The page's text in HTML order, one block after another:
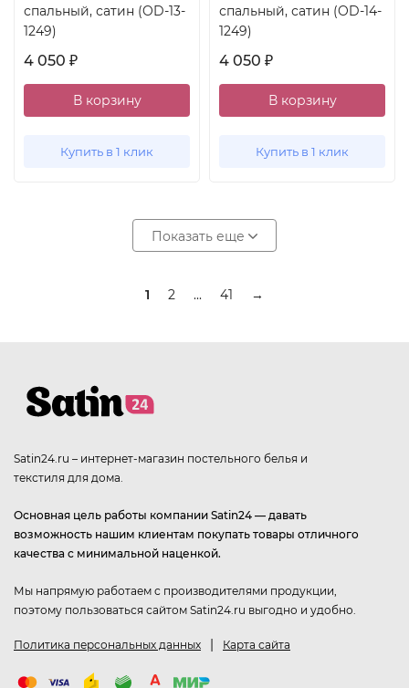
спальный, сатин (OD-13-
1249)
4 050 ₽
В корзину
Купить в 1 клик
спальный, сатин (OD-14-
1249)
4 050 ₽
В корзину
Купить в 1 клик
Показать еще
1 2 ... 41 →
Satin24.ru – интернет-магазин постельного белья и
текстиля для дома.
Основная цель работы компании Satin24 — давать
возможность нашим клиентам покупать товары отличного
качества с минимальной наценкой.
Мы напрямую работаем с производителями продукции,
поэтому пользоваться сайтом Satin24.ru выгодно и удобно.
Политика персональных данных | Карта сайта